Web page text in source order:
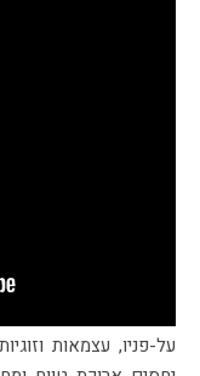
על-פניו, עצמאות וזוגיות לא הולכות ביחד. כשאנחנו חלק ממערכת